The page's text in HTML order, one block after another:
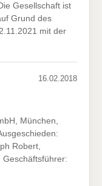
Gesellschaft ist
Grund des
mit der
16.02.2018
München,
Robert,
Geschäftsführer: